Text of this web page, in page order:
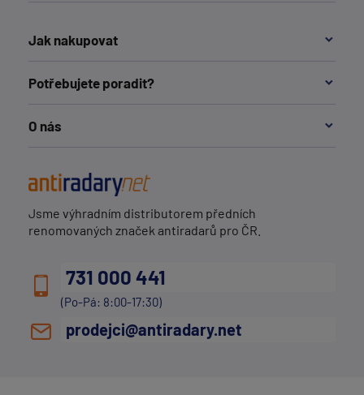
Jak nakupovat
Potřebujete poradit?
O nás
Jsme výhradním distributorem předních
renomovaných značek antiradarů pro ČR.
731 000 441
(Po-Pá: 8:00-17:30)
prodejci@antiradary.net